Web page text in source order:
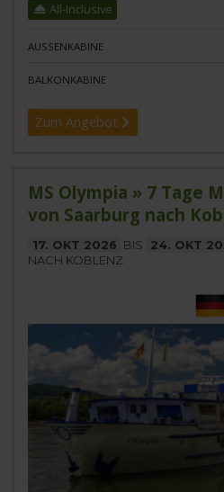
All-Inclusive
AUSSENKABINE
BALKONKABINE
Zum Angebot
MS Olympia » 7 Tage
von Saarburg nach
17. OKT 2026 BIS 24. OKT
NACH KOBLENZ